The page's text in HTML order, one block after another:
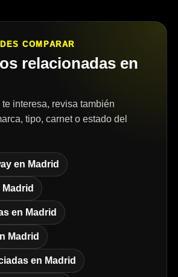
COMPARAR
relacionadas en
interesa, revisa también
tipo, carnet o estado del
en Madrid
en Madrid
Madrid
en Madrid